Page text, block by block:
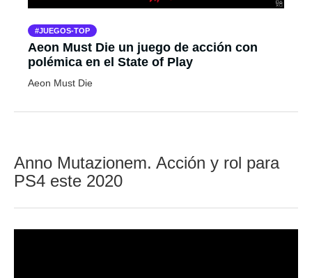
JUEGOS-TOP
Aeon Must Die un juego de acción con
polémica en el State of Play
Aeon Must Die
Anno Mutazionem. Acción y rol para
PS4 este 2020